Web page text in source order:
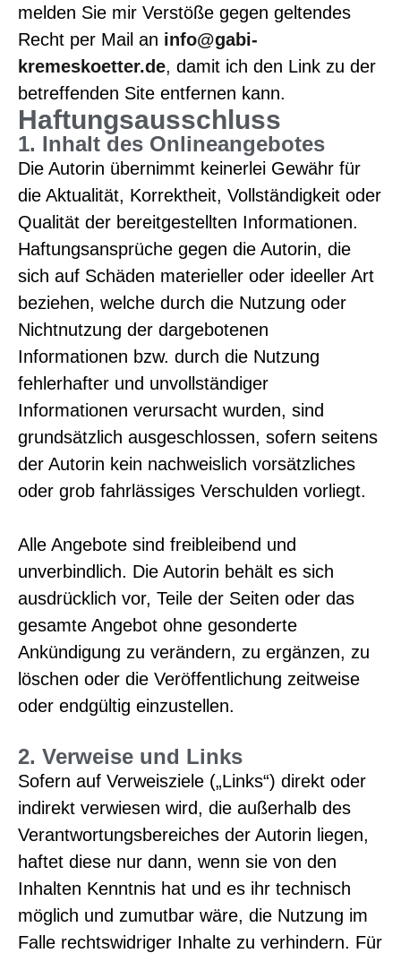
melden Sie mir Verstöße gegen geltendes
Recht per Mail an info@gabi-
kremeskoetter.de, damit ich den Link zu der
betreffenden Site entfernen kann.
Haftungsausschluss
1. Inhalt des Onlineangebotes
Die Autorin übernimmt keinerlei Gewähr für
die Aktualität, Korrektheit, Vollständigkeit oder
Qualität der bereitgestellten Informationen.
Haftungsansprüche gegen die Autorin, die
sich auf Schäden materieller oder ideeller Art
beziehen, welche durch die Nutzung oder
Nichtnutzung der dargebotenen
Informationen bzw. durch die Nutzung
fehlerhafter und unvollständiger
Informationen verursacht wurden, sind
grundsätzlich ausgeschlossen, sofern seitens
der Autorin kein nachweislich vorsätzliches
oder grob fahrlässiges Verschulden vorliegt.
Alle Angebote sind freibleibend und
unverbindlich. Die Autorin behält es sich
ausdrücklich vor, Teile der Seiten oder das
gesamte Angebot ohne gesonderte
Ankündigung zu verändern, zu ergänzen, zu
löschen oder die Veröffentlichung zeitweise
oder endgültig einzustellen.
2. Verweise und Links
Sofern auf Verweisziele („Links“) direkt oder
indirekt verwiesen wird, die außerhalb des
Verantwortungsbereiches der Autorin liegen,
haftet diese nur dann, wenn sie von den
Inhalten Kenntnis hat und es ihr technisch
möglich und zumutbar wäre, die Nutzung im
Falle rechtswidriger Inhalte zu verhindern. Für